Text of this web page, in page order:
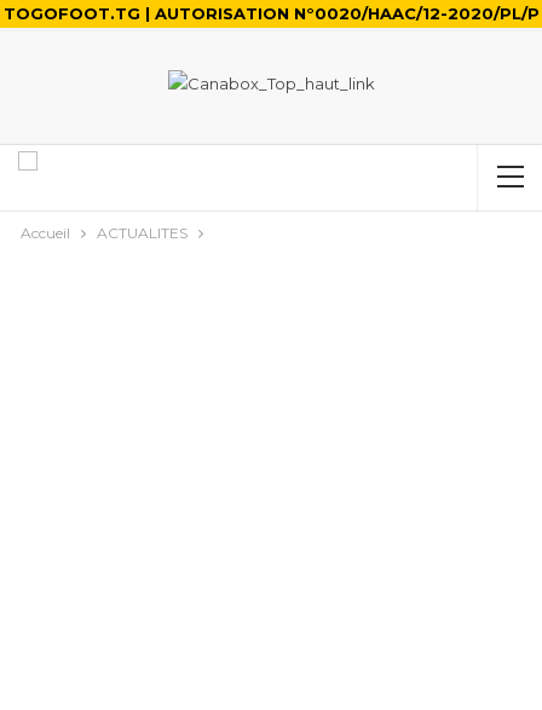
TOGOFOOT.TG | AUTORISATION N°0020/HAAC/12-2020/PL/P
Accueil ACTUALITES